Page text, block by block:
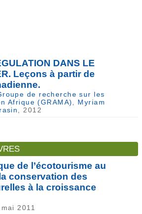
DANS LE
Leçons à partir de
de recherche sur les
Afrique (GRAMA)
Myriam
, 2012
de l’écotourisme au
conservation des
à la croissance
2011